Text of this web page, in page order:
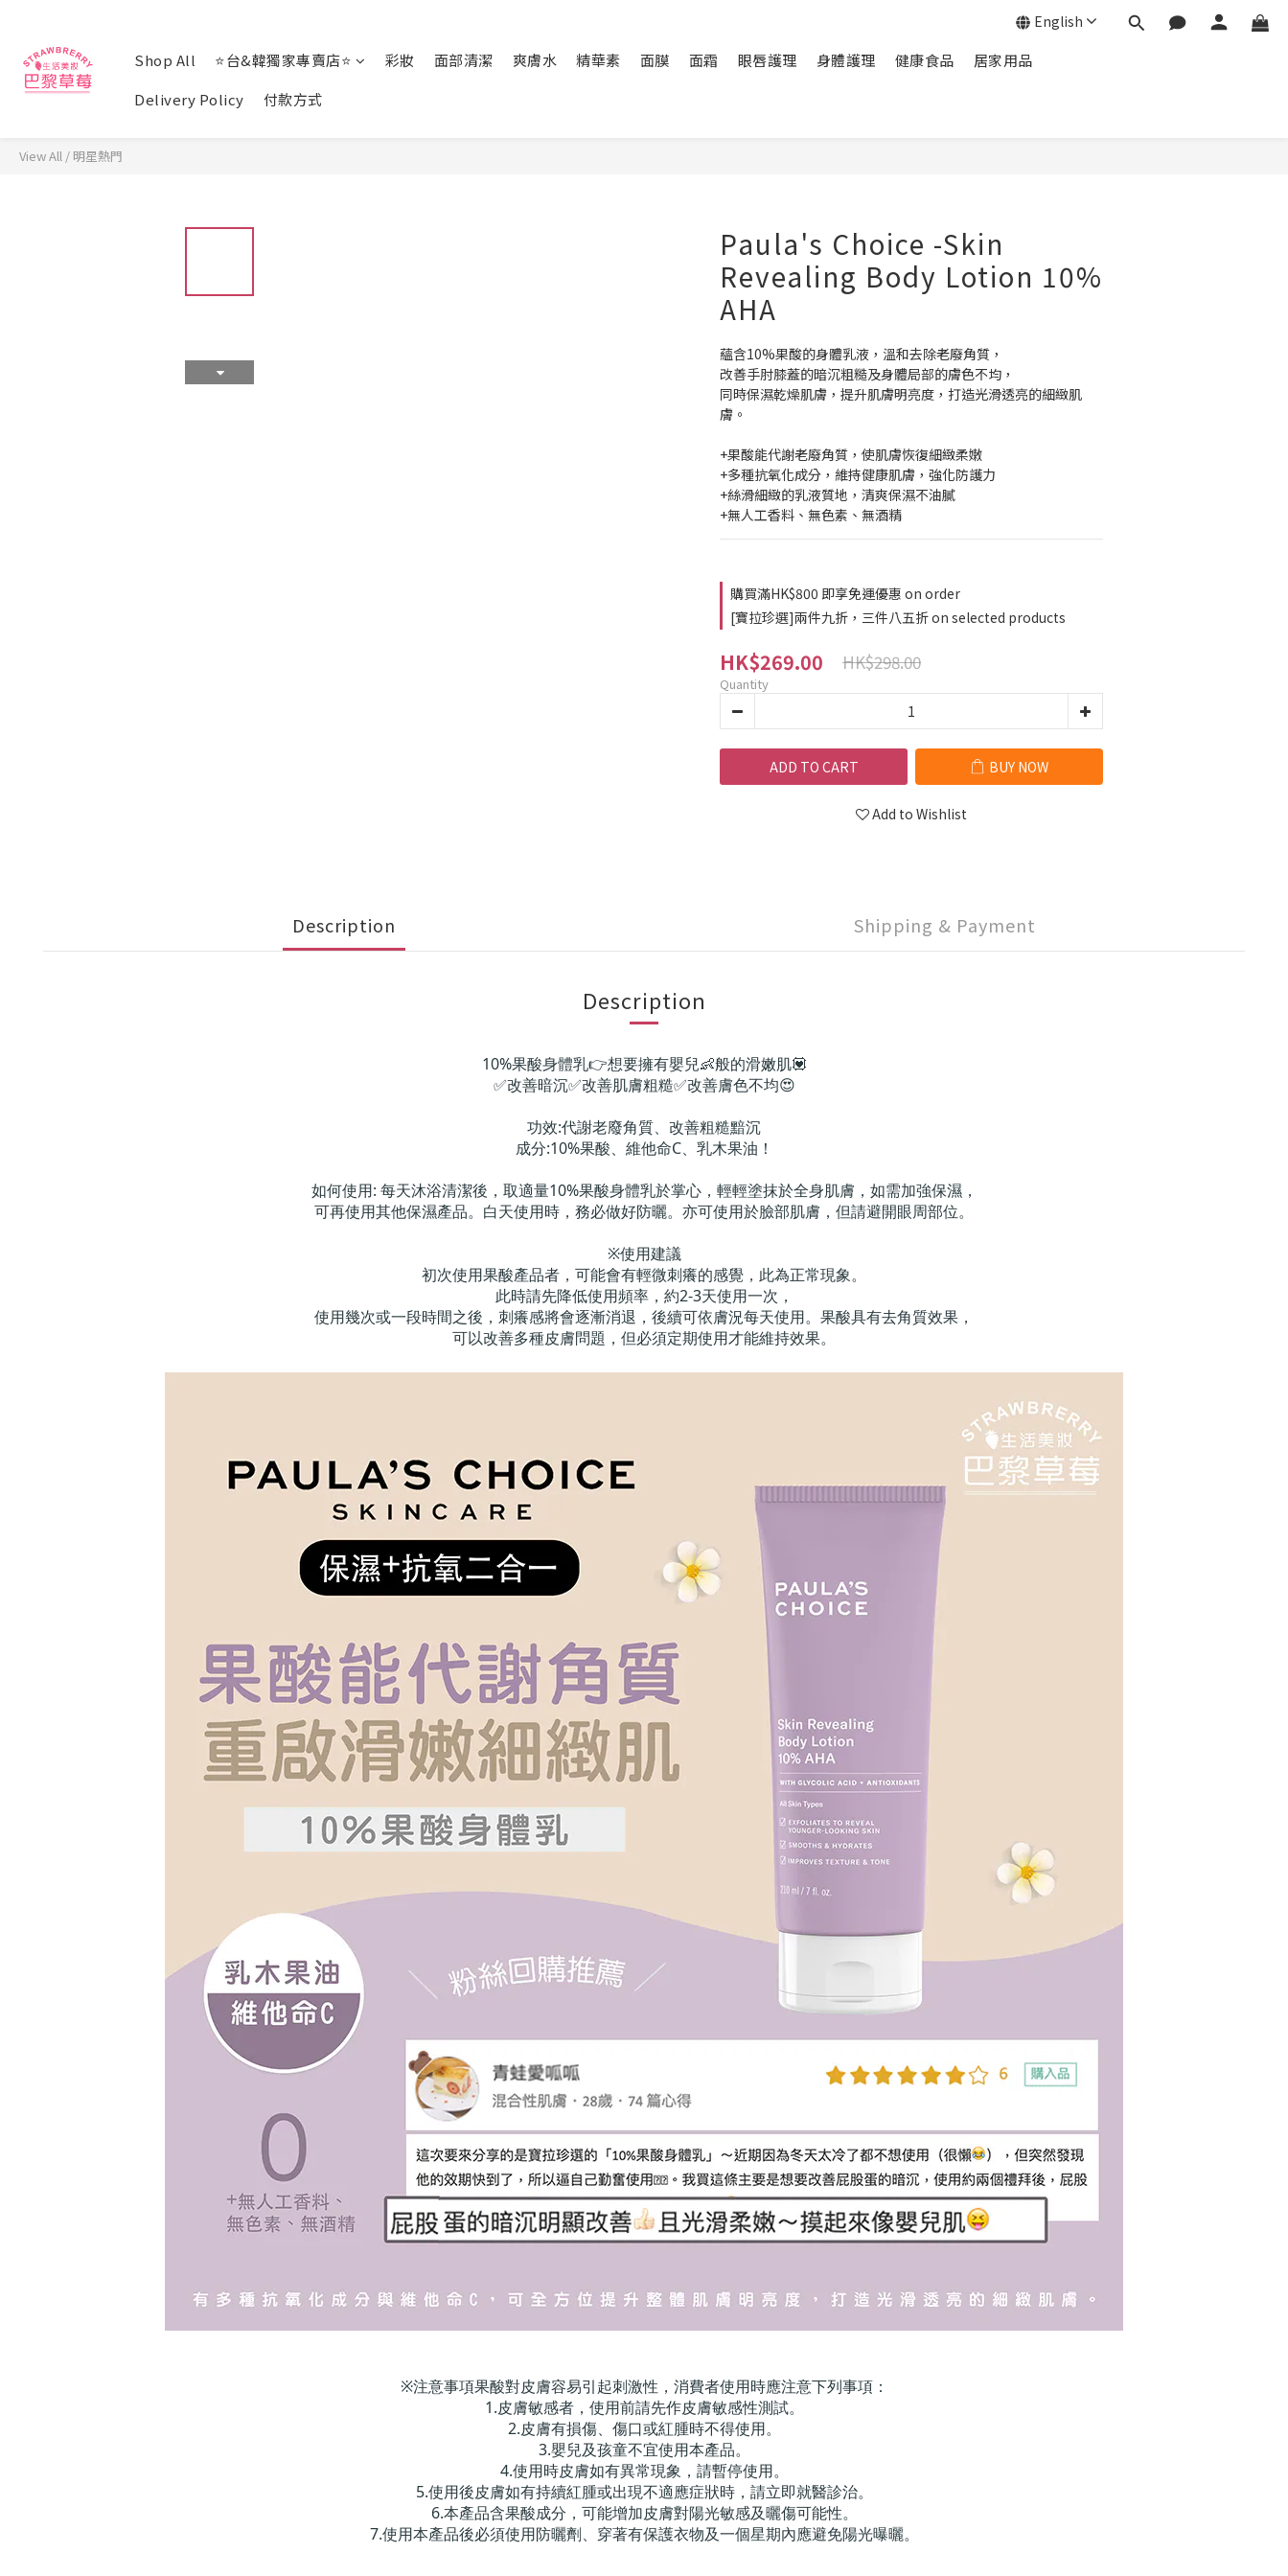
Shop All ⭐台&韓獨家專賣店⭐ 彩妝 面部清潔 爽膚水 精華素 面膜 面霜 眼唇護理 身體護理 健康食品
居家用品
Delivery Policy
付款方式
English
View All / 明星熱門
Paula's Choice -Skin
Revealing Body Lotion 10%
AHA
蘊含10%果酸的身體乳液，溫和去除老廢角質，
改善手肘膝蓋的暗沉粗糙及身體局部的膚色不均，
同時保濕乾燥肌膚，提升肌膚明亮度，打造光滑透亮的細緻肌
膚。
+果酸能代謝老廢角質，使肌膚恢復細緻柔嫩
+多種抗氧化成分，維持健康肌膚，強化防護力
+絲滑細緻的乳液質地，清爽保濕不油膩
+無人工香料、無色素、無酒精
購買滿HK$800 即享免運優惠 on order
[寶拉珍選]兩件九折，三件八五折 on selected products
HK$269.00 HK$298.00
Quantity
ADD TO CART BUY NOW
Add to Wishlist
Description Shipping & Payment
Description
10%果酸身體乳👉想要擁有嬰兒👶般的滑嫩肌💟
✅改善暗沉✅改善肌膚粗糙✅改善膚色不均😍
功效:代謝老廢角質、 改善粗糙黯沉
成分:10%果酸、維他命C、乳木果油！
如何使用: 每天沐浴清潔後，取適量10%果酸身體乳於掌心，輕輕塗抹於全身肌膚，如需加強保濕，
可再使用其他保濕產品。白天使用時，務必做好防曬。亦可使用於臉部肌膚，但請避開眼周部位。
※使用建議
初次使用果酸產品者，可能會有輕微刺癢的感覺，此為正常現象。
此時請先降低使用頻率，約2-3天使用一次，
使用幾次或一段時間之後，刺癢感將會逐漸消退，後續可依膚況每天使用。果酸具有去角質效果，
可以改善多種皮膚問題，但必須定期使用才能維持效果。
※注意事項果酸對皮膚容易引起刺激性，消費者使用時應注意下列事項：
1.皮膚敏感者，使用前請先作皮膚敏感性測試。
2.皮膚有損傷、傷口或紅腫時不得使用。
3.嬰兒及孩童不宜使用本產品。
4.使用時皮膚如有異常現象，請暫停使用。
5.使用後皮膚如有持續紅腫或出現不適應症狀時，請立即就醫診治。
6.本產品含果酸成分，可能增加皮膚對陽光敏感及曬傷可能性。
7.使用本產品後必須使用防曬劑、穿著有保護衣物及一個星期內應避免陽光曝曬。